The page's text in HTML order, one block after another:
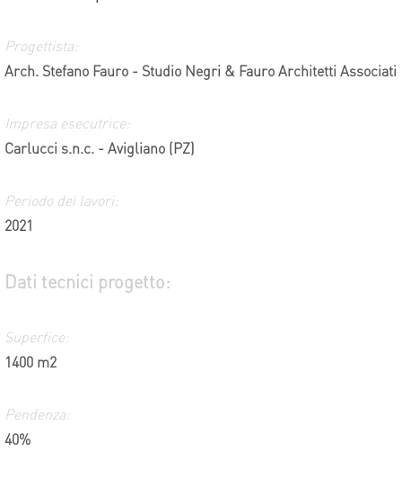
Progettista:
Arch. Stefano Fauro - Studio Negri & Fauro Architetti Associati
Impresa esecutrice:
Carlucci s.n.c. - Avigliano (PZ)
Periodo dei lavori:
2021
Dati tecnici progetto:
Superfice:
1400 m2
Pendenza:
40%